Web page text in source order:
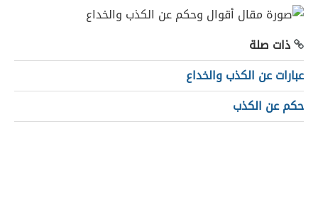
ذات صلة
عبارات عن الكذب والخداع
حكم عن الكذب